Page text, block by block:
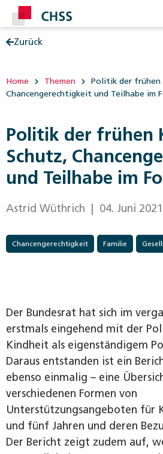
Zurück
Home Themen
Politik der frühen
Chancengerechtigkeit und Teilhabe im
Politik der frühen
Schutz,
und Teilhabe im
Astrid Wüthrich | 04. Juni 2021
Chancengerechtigkeit Familie
Der Bundesrat hat sich im
erstmals eingehend mit der
Kindheit als eigenständigem
Daraus entstanden ist ein
ebenso einmalig – eine
verschiedenen Formen von
Unterstützungsangeboten für
und fünf Jahren und deren
Der Bericht zeigt zudem auf,